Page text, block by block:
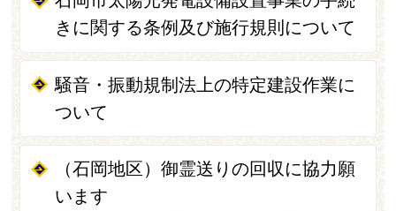
きに関する条例及び施行規則について
騒音・振動規制法上の特定建設作業に
ついて
（石岡地区）御霊送りの回収に協力願
います